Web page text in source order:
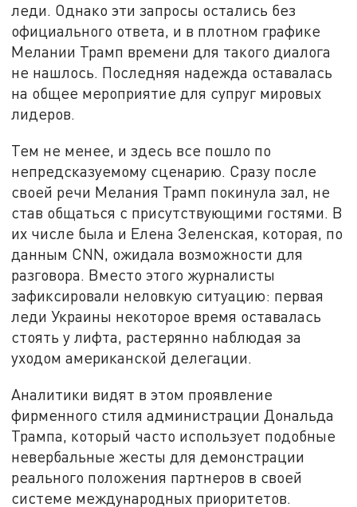
леди. Однако эти запросы остались без
официального ответа, и в плотном графике
Мелании Трамп времени для такого диалога
не нашлось. Последняя надежда оставалась
на общее мероприятие для супруг мировых
лидеров.
Тем не менее, и здесь все пошло по
непредсказуемому сценарию. Сразу после
своей речи Мелания Трамп покинула зал, не
став общаться с присутствующими гостями. В
их числе была и Елена Зеленская, которая, по
данным CNN, ожидала возможности для
разговора. Вместо этого журналисты
зафиксировали неловкую ситуацию: первая
леди Украины некоторое время оставалась
стоять у лифта, растерянно наблюдая за
уходом американской делегации.
Аналитики видят в этом проявление
фирменного стиля администрации Дональда
Трампа, который часто использует подобные
невербальные жесты для демонстрации
реального положения партнеров в своей
системе международных приоритетов.